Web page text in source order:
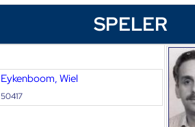
SPELER
Eykenboom, Wiel
50417